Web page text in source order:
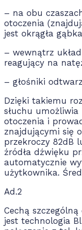
– na obu
otoczenia
jest okrągła
– wewnątrz
reagujący na
– głośniki
Dzięki takiemu
słuchu umożliwia
otoczenia i
znajdującymi się
przekroczy 82dB
źródła dźwięku
automatycznie
użytkownika.
Ad.2
Cechą
jest technologia